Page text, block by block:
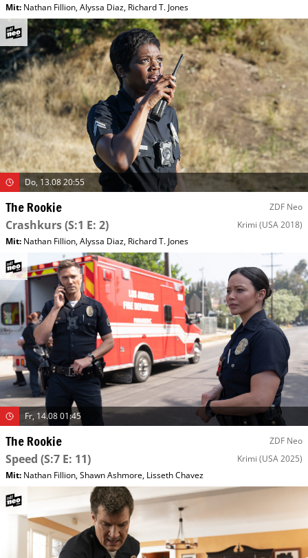
Mit: Nathan Fillion,Alyssa Diaz, Richard T. Jones
Do, 13.08 20:55
The Rookie ZDF Neo
Crashkurs(S:1 E: 2) Krimi (USA 2018)
Mit: Nathan Fillion,Alyssa Diaz, Richard T. Jones
Fr, 14.08 01:45
The Rookie ZDF Neo
Speed (S:7 E: 11) Krimi (USA 2025)
Mit: Nathan Fillion,Shawn Ashmore, Lisseth Chavez